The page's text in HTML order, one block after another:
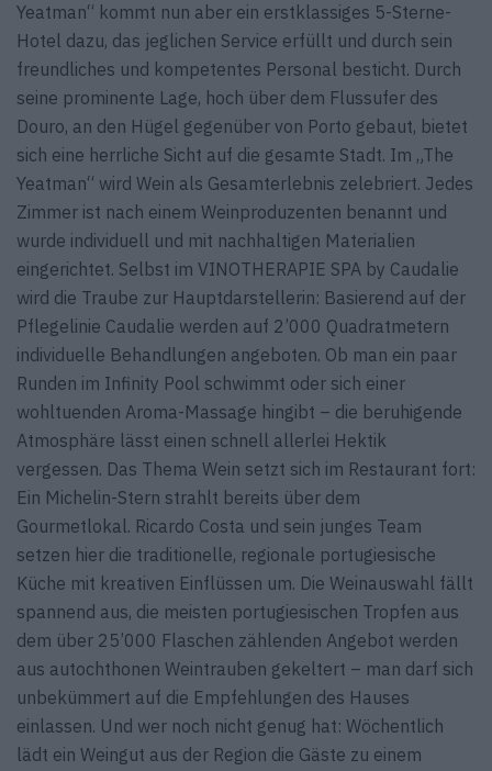
Yeatman“ kommt nun aber ein erstklassiges 5-Sterne-
Hotel dazu, das jeglichen Service erfüllt und durch sein
freundliches und kompetentes Personal besticht. Durch
seine prominente Lage, hoch über dem Flussufer des
Douro, an den Hügel gegenüber von Porto gebaut, bietet
sich eine herrliche Sicht auf die gesamte Stadt. Im „The
Yeatman“ wird Wein als Gesamterlebnis zelebriert. Jedes
Zimmer ist nach einem Weinproduzenten benannt und
wurde individuell und mit nachhaltigen Materialien
eingerichtet. Selbst im VINOTHERAPIE SPA by Caudalie
wird die Traube zur Hauptdarstellerin: Basierend auf der
Pflegelinie Caudalie werden auf 2’000 Quadratmetern
individuelle Behandlungen angeboten. Ob man ein paar
Runden im Infinity Pool schwimmt oder sich einer
wohltuenden Aroma-Massage hingibt – die beruhigende
Atmosphäre lässt einen schnell allerlei Hektik
vergessen. Das Thema Wein setzt sich im Restaurant fort:
Ein Michelin-Stern strahlt bereits über dem
Gourmetlokal. Ricardo Costa und sein junges Team
setzen hier die traditionelle, regionale portugiesische
Küche mit kreativen Einflüssen um. Die Weinauswahl fällt
spannend aus, die meisten portugiesischen Tropfen aus
dem über 25’000 Flaschen zählenden Angebot werden
aus autochthonen Weintrauben gekeltert – man darf sich
unbekümmert auf die Empfehlungen des Hauses
einlassen. Und wer noch nicht genug hat: Wöchentlich
lädt ein Weingut aus der Region die Gäste zu einem